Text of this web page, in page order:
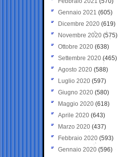
Gennaio 2021 (605)
Dicembre 2020 (619)
Novembre 2020 (575)
Ottobre 2020 (638)
Settembre 2020(465)
Agosto 2020 (588)
Luglio 2020 (597)
Giugno 2020 (580)
Maggio 2020 (618)
Aprile 2020 (643)
Marzo 2020 (437)
Febbraio 2020 (593)
Gennaio 2020 (596)